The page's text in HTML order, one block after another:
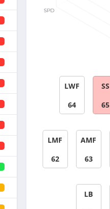
LWF
64
SS
65
LMF
62
AMF
63
LB